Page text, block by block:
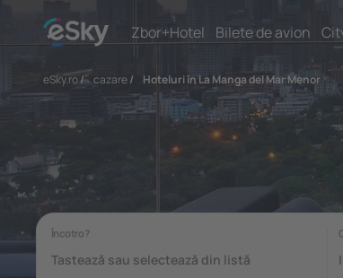
Zbor+Hotel Bilete de avion
eSky.ro/ cazare/ Hoteluri în La Manga del Mar Menor